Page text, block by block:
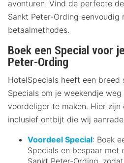
avonturen. Vind de perfecte
Sankt Peter-Ording eenvoudig
betaalmethodes.
Boek een Special voor
Peter-Ording
HotelSpecials heeft een breed
Specials om je weekendje weg
voordeliger te maken. Hier zijn
inclusief ontbijt die wij
Voordeel Special: Boek
Specials en bespaar
Sankt Peter-Ording,